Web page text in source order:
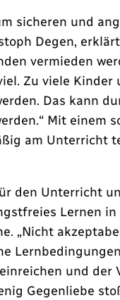
sicheren und
Degen,
vermieden
Zu viele
Das kann
Mit einem
am Unterricht
den Unterricht
Lernen
„Nicht
und der
Gegenliebe